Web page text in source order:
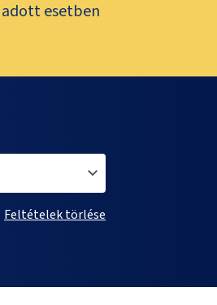
esetben
Feltételek törlése